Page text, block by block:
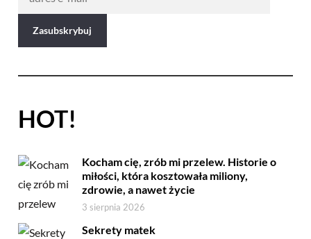
HOT!
Kocham cię, zrób mi przelew. Historie o
miłości, która kosztowała miliony,
zdrowie, a nawet życie
3 sierpnia 2026
Sekrety matek